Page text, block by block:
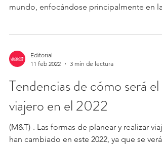
mundo, enfocándose principalmente en la
Editorial
11 feb 2022
3 min de lectura
Tendencias de cómo será el
viajero en el 2022
(M&T)-. Las formas de planear y realizar
han cambiado en este 2022, ya que se verán